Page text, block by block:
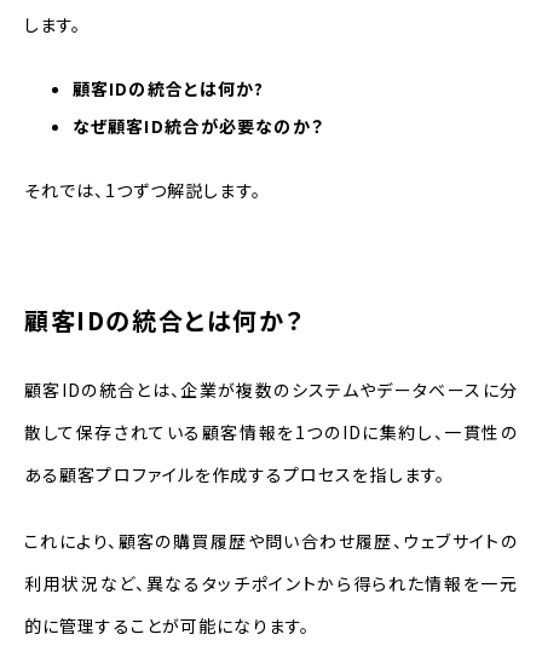
します。
顧客IDの統合とは何か?
なぜ顧客ID統合が必要なのか？
それでは、1つずつ解説します。
顧客IDの統合とは何か？
顧客IDの統合とは、企業が複数のシステムやデータベースに分
散して保存されている顧客情報を1つのIDに集約し、一貫性の
ある顧客プロファイルを作成するプロセスを指します。
これにより、顧客の購買履歴や問い合わせ履歴、ウェブサイトの
利用状況など、異なるタッチポイントから得られた情報を一元
的に管理することが可能になります。